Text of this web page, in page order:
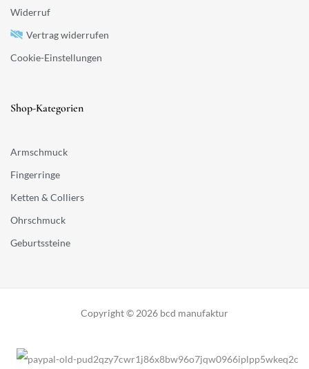
Widerruf
Vertrag widerrufen
Cookie-Einstellungen
Shop-Kategorien
Armschmuck
Fingerringe
Ketten & Colliers
Ohrschmuck
Geburtssteine
Copyright © 2026 bcd manufaktur